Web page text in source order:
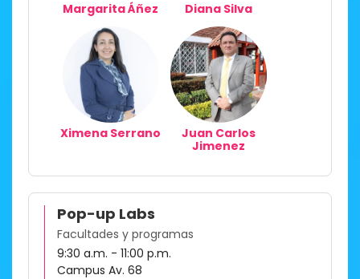
Margarita Áñez Diana Silva
Ximena Serrano
Juan Carlos
Jimenez
Pop-up Labs
Facultades y programas
9:30 a.m. - 11:00 p.m.
Campus Av. 68